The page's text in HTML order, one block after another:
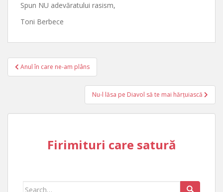
Spun NU adevăratului rasism,
Toni Berbece
Post
navigation
Anul în care ne-am plâns
Nu-l lăsa pe Diavol să te mai hărțuiască
Firimituri care satură
Search